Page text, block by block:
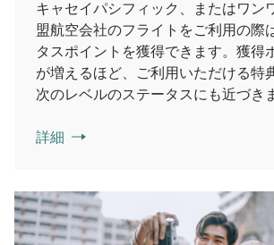
キャセイパシフィック、またはワン
盟航空会社のフライトをご利用の際
タスポイントを獲得できます。獲得
が増えるほど、ご利用いただける特
次のレベルのステータスにも近づき
詳細